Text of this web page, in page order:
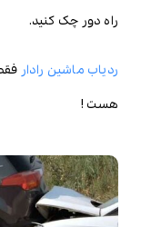
راه دور چک کنید.
ردیاب ماشین رادار
هست !